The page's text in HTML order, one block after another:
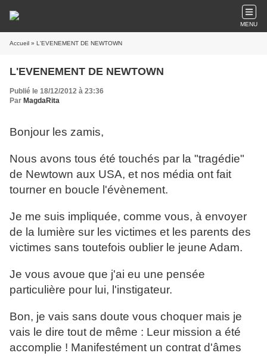
MENU
Accueil » L'EVENEMENT DE NEWTOWN
L'EVENEMENT DE NEWTOWN
Publié le 18/12/2012 à 23:36
Par MagdaRita
Bonjour les zamis,
Nous avons tous été touchés par la "tragédie"
de Newtown aux USA, et nos média ont fait
tourner en boucle l'évènement.
Je me suis impliquée, comme vous, à envoyer
de la lumière sur les victimes et les parents des
victimes sans toutefois oublier le jeune Adam.
Je vous avoue que j'ai eu une pensée
particulière pour lui, l'instigateur.
Bon, je vais sans doute vous choquer mais je
vais le dire tout de même : Leur mission a été
accomplie ! Manifestément un contrat d'âmes